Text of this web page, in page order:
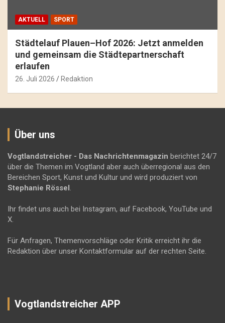
AKTUELL SPORT
Städtelauf Plauen–Hof 2026: Jetzt anmelden
und gemeinsam die Städtepartnerschaft
erlaufen
26. Juli 2026 Redaktion
Über uns
Vogtlandstreicher - Das Nachrichtenmagazin berichtet 24/7
über die Themen im Vogtland aber auch überregional aus den
Bereichen Sport, Kunst und Kultur und wird produziert von
Stephanie Rössel.
Ihr findet uns auch bei Instagram, auf Facebook, YouTube und
X.
Für Anfragen, Themenvorschläge oder Kritik erreicht ihr die
Redaktion über unser Kontaktformular auf der rechten Seite.
Vogtlandstreicher APP